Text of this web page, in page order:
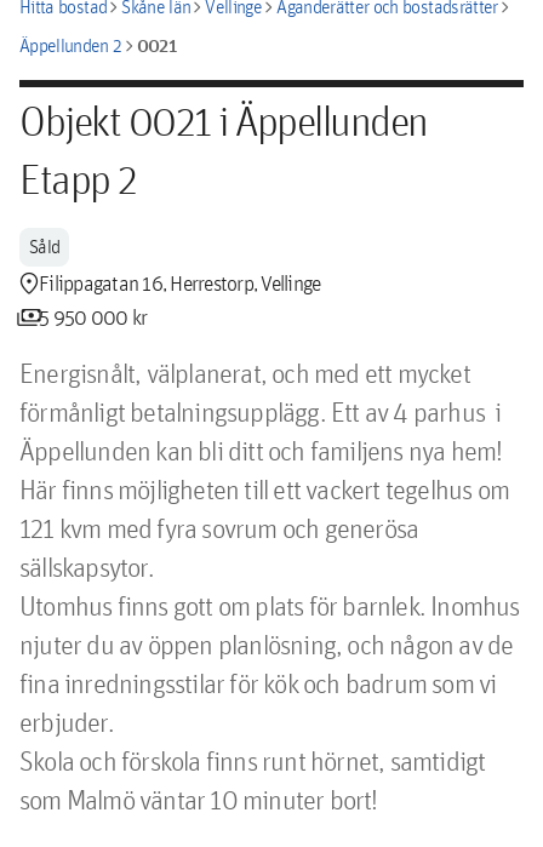
Hitta bostadchevron_rightSkåne länchevron_rightVellingechevron_rightÄganderätter och bostadsrätterchevron_right
Äppellunden 2chevron_right0021
Objekt 0021 i Äppellunden
Etapp 2
Såld
location_pinFilippagatan 16, Herrestorp, Vellinge
payments5 950 000 kr
Energisnålt, välplanerat, och med ett mycket
förmånligt betalningsupplägg. Ett av 4 parhus  i
Äppellunden kan bli ditt och familjens nya hem!
Här finns möjligheten till ett vackert tegelhus om
121 kvm med fyra sovrum och generösa
sällskapsytor.
Utomhus finns gott om plats för barnlek. Inomhus
njuter du av öppen planlösning, och någon av de
fina inredningsstilar för kök och badrum som vi
erbjuder.
Skola och förskola finns runt hörnet, samtidigt